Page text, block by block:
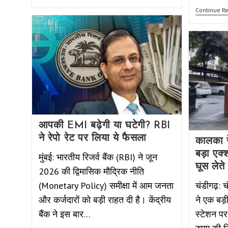
Continue
आपकी EMI बढ़ेगी या घटेगी? RBI
ने रेपो रेट पर लिया ये फैसला
मुंबई: भारतीय रिजर्व बैंक (RBI) ने जून
2026 की द्विमासिक मौद्रिक नीति
(Monetary Policy) समीक्षा में आम जनता
और कर्जदारों को बड़ी राहत दी है। केंद्रीय
बैंक ने इस बार…
कालका
बड़ा
घूस लेते
चंडीगढ़:
ने एक
स्टेशन